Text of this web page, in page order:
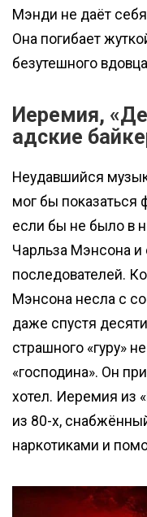
Мэнди не даёт себя
Она погибает
безутешного
Иеремия,
адские
Неудавшийся
мог бы показаться
если бы не было в
Чарльза Мэнсона и
последователей.
Мэнсона несла с
даже спустя
страшного «гуру»
«господина». Он
хотел. Иеремия из
из 80-х,
наркотиками и